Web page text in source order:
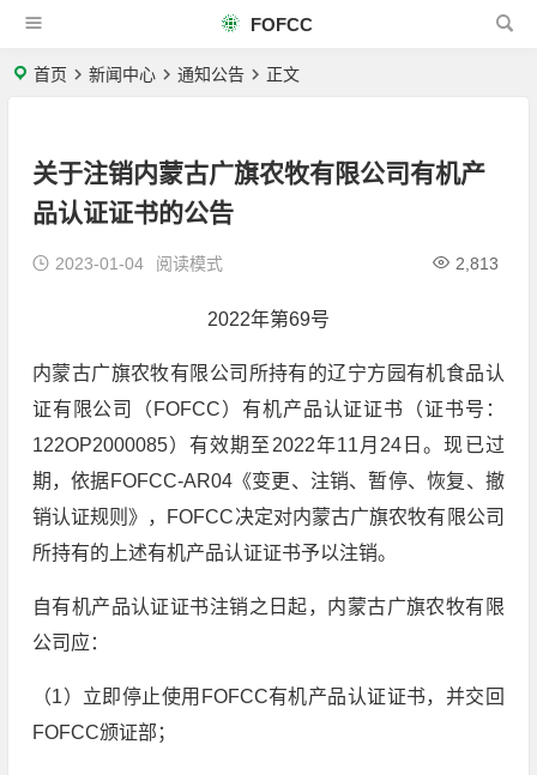
FOFCC
首页 新闻中心 通知公告 正文
关于注销内蒙古广旗农牧有限公司有机产
品认证证书的公告
2023-01-04 2,813
阅读模式
2022年第69号
内蒙古广旗农牧有限公司所持有的辽宁方园有机食品认
证有限公司（FOFCC）有机产品认证证书（证书号：
122OP2000085）有效期至2022年11月24日。现已过
期，依据FOFCC-AR04《变更、注销、暂停、恢复、撤
销认证规则》，FOFCC决定对内蒙古广旗农牧有限公司
所持有的上述有机产品认证证书予以注销。
自有机产品认证证书注销之日起，内蒙古广旗农牧有限
公司应：
（1）立即停止使用FOFCC有机产品认证证书，并交回
FOFCC颁证部；